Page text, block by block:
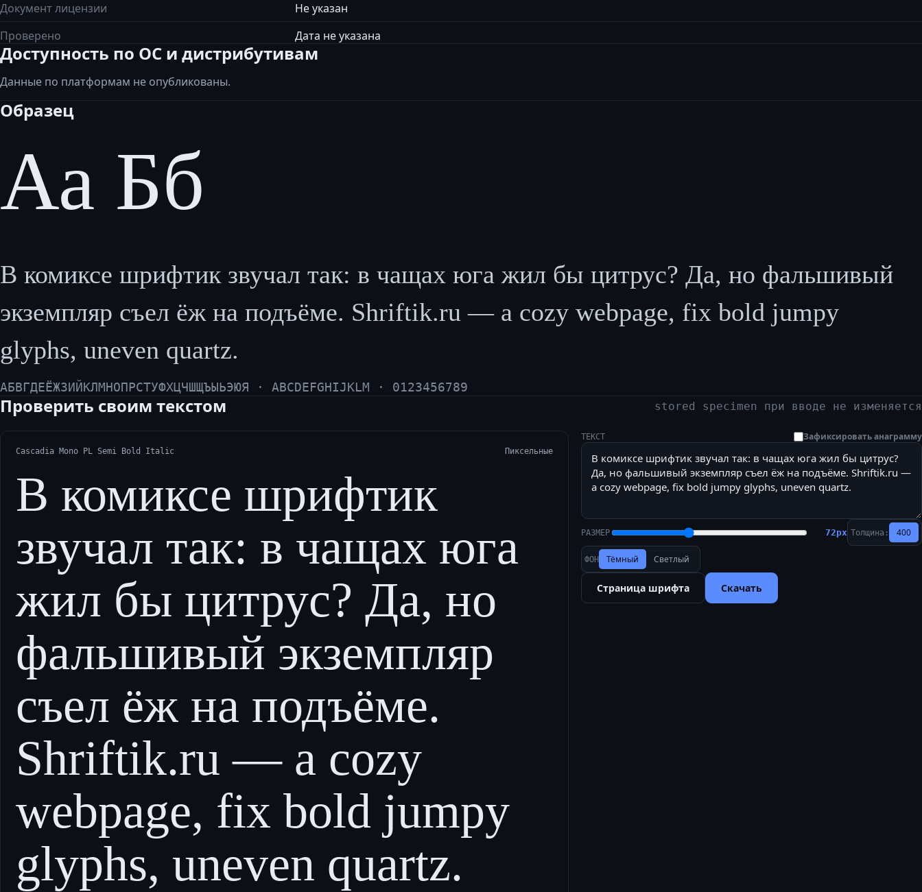
Документ лицензии
Не указан
Проверено
Дата не указана
Доступность по ОС и дистрибутивам
Данные по платформам не опубликованы.
Образец
Аа Бб
В комиксе шрифтик звучал так: в чащах юга жил бы цитрус? Да, но фальшивый
экземпляр съел ёж на подъёме. Shriftik.ru — a cozy webpage, fix bold jumpy
glyphs, uneven quartz.
АБВГДЕЁЖЗИЙКЛМНОПРСТУФХЦЧШЩЪЫЬЭЮЯ · ABCDEFGHIJKLM · 0123456789
Проверить своим текстом stored specimen при вводе не изменяется
Cascadia Mono PL Semi Bold Italic Пиксельные
В комиксе шрифтик
звучал так: в чащах юга
жил бы цитрус? Да, но
фальшивый экземпляр
съел ёж на подъёме.
Shriftik.ru — a cozy
webpage, fix bold jumpy
glyphs, uneven quartz.
ТЕКСТ Зафиксировать анаграмму
РАЗМЕР 72px Толщина: 400
ФОН Тёмный Светлый
Страница шрифта Скачать